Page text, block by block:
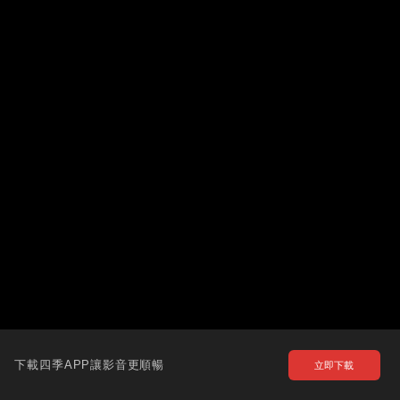
下載四季APP讓影音更順暢 立即下載